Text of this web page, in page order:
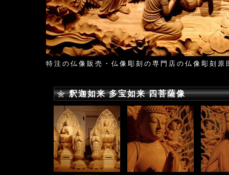
特注の仏像販売・仏像彫刻の専門店の仏像彫刻原
釈迦如来 多宝如来 四菩薩像